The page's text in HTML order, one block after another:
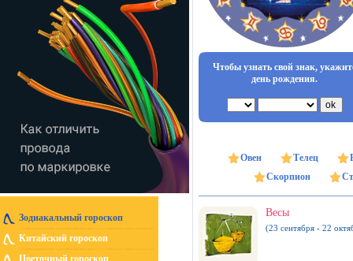
Зодиакальный гороскоп
Китайский гороскоп
Цветочный гороскоп
Чтобы узнать свой знак,
день рождения.
Овен Телец
Скорпион
Весы
(23 сентября - 22